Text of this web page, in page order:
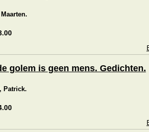
golem is geen mens. Gedichten.
Patrick.